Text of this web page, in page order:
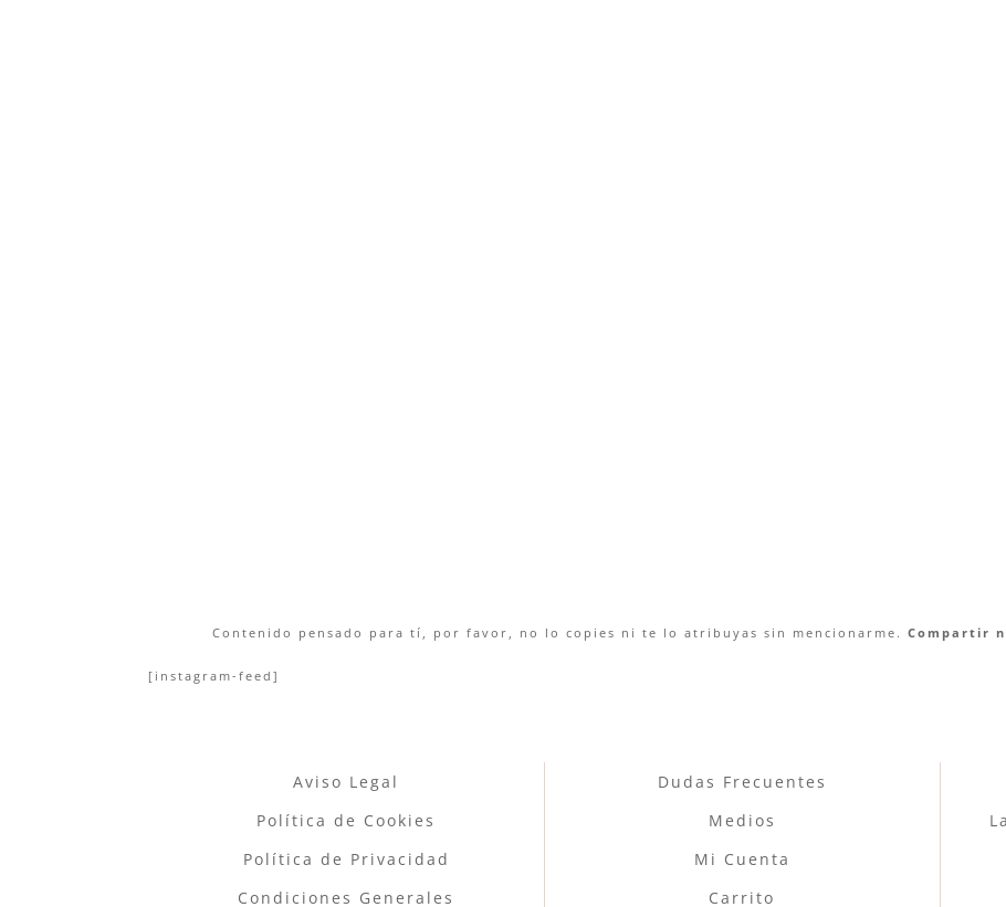
Contenido pensado para tí, por favor, no lo copies ni te lo atribuyas sin mencionarme. Compartir
[instagram-feed]
Aviso Legal
Política de Cookies
Política de Privacidad
Condiciones Generales
Dudas Frecuentes
Medios
Mi Cuenta
Carrito